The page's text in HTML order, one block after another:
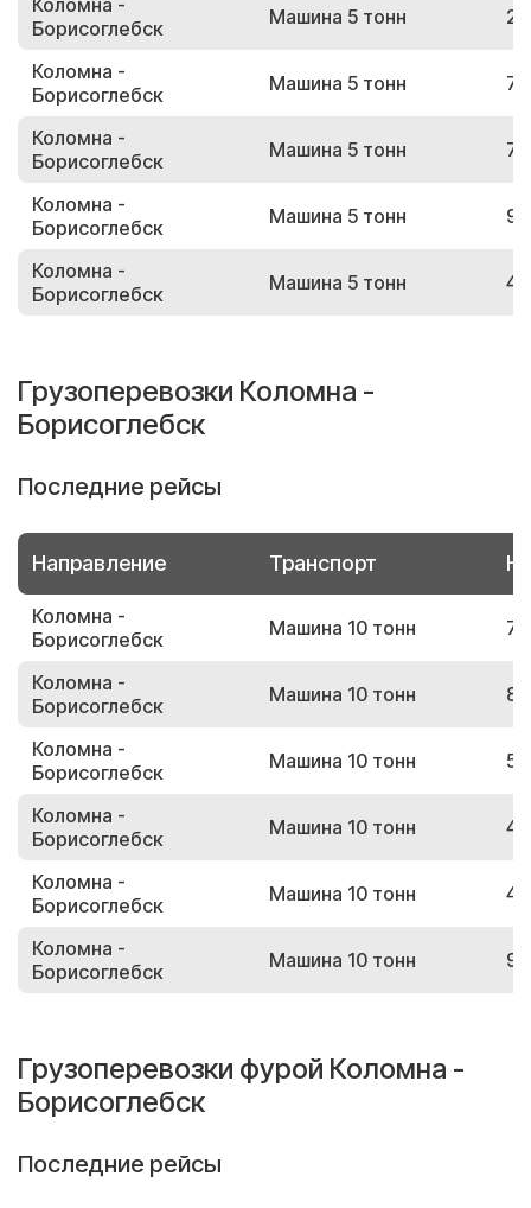
Коломна -
Борисоглебск
Машина 5 тонн
Коломна -
Борисоглебск
Машина 5 тонн
Коломна -
Борисоглебск
Машина 5 тонн
Коломна -
Борисоглебск
Машина 5 тонн
Коломна -
Борисоглебск
Машина 5 тонн
Грузоперевозки Коломна -
Борисоглебск
Последние рейсы
Направление Транспорт
Коломна -
Борисоглебск
Машина 10 тонн
Коломна -
Борисоглебск
Машина 10 тонн
Коломна -
Борисоглебск
Машина 10 тонн
Коломна -
Борисоглебск
Машина 10 тонн
Коломна -
Борисоглебск
Машина 10 тонн
Коломна -
Борисоглебск
Машина 10 тонн
Грузоперевозки фурой Коломна -
Борисоглебск
Последние рейсы